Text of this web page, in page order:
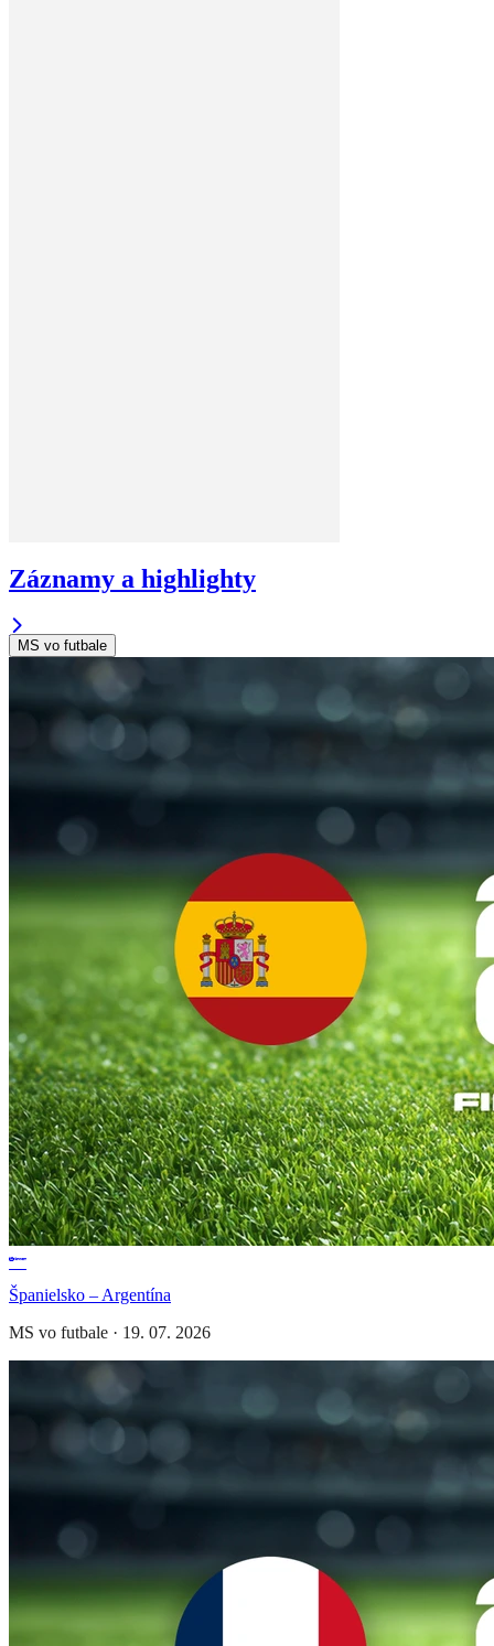
Záznamy a highlighty
MS vo futbale
Španielsko – Argentína
MS vo futbale · 19. 07. 2026